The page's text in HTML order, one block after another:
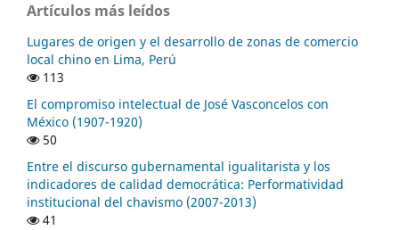
Artículos más leídos
Lugares de origen y el desarrollo de zonas de comercio
local chino en Lima, Perú
113
El compromiso intelectual de José Vasconcelos con
México (1907-1920)
50
Entre el discurso gubernamental igualitarista y los
indicadores de calidad democrática: Performatividad
institucional del chavismo (2007-2013)
41